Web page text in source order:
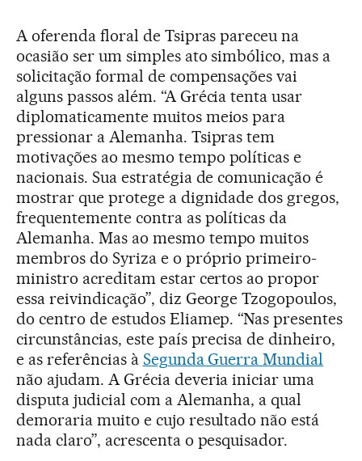
A oferenda floral de Tsipras pareceu na
ocasião ser um simples ato simbólico, mas a
solicitação formal de compensações vai
alguns passos além. “A Grécia tenta usar
diplomaticamente muitos meios para
pressionar a Alemanha. Tsipras tem
motivações ao mesmo tempo políticas e
nacionais. Sua estratégia de comunicação é
mostrar que protege a dignidade dos gregos,
frequentemente contra as políticas da
Alemanha. Mas ao mesmo tempo muitos
membros do Syriza e o próprio primeiro-
ministro acreditam estar certos ao propor
essa reivindicação”, diz George Tzogopoulos,
do centro de estudos Eliamep. “Nas presentes
circunstâncias, este país precisa de dinheiro,
e as referências à Segunda Guerra Mundial
não ajudam. A Grécia deveria iniciar uma
disputa judicial com a Alemanha, a qual
demoraria muito e cujo resultado não está
nada claro”, acrescenta o pesquisador.